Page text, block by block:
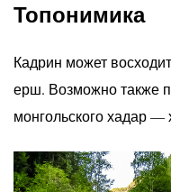
Топонимика
Кадрин может
ерш. Возможно также
монгольского хадар —